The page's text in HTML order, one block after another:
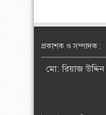
প্রকাশক ও সম্পাদক :
মো: রিয়াজ উদ্দিন